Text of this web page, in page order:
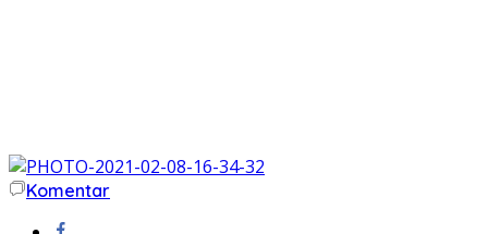
Komentar